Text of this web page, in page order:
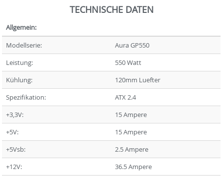
TECHNISCHE DATEN
Allgemein:
Modellserie:
Aura GP550
Leistung:
550 Watt
Kühlung:
120mm Luefter
Spezifikation:
ATX 2.4
+3,3V:
15 Ampere
+5V:
15 Ampere
+5Vsb:
2.5 Ampere
+12V:
36.5 Ampere